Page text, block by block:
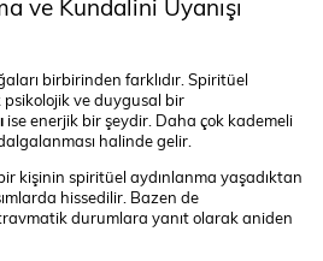
ve Kundalini Uyanışı
birbirinden farklıdır. Spiritüel
psikolojik ve duygusal bir
ise enerjik bir şeydir. Daha çok kademeli
halinde gelir.
kişinin spiritüel aydınlanma yaşadıktan
hissedilir. Bazen de
durumlara yanıt olarak aniden